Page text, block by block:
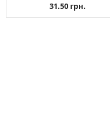
31.50 грн.